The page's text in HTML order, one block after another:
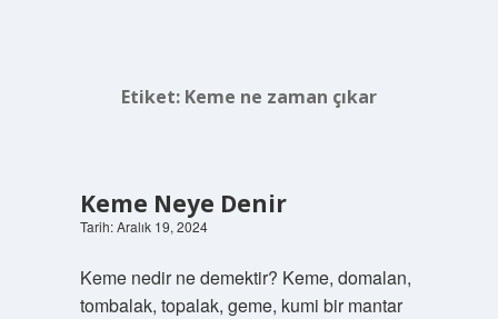
Etiket: Keme ne zaman çıkar
Keme Neye Denir
Tarih: Aralık 19, 2024
Keme nedir ne demektir? Keme, domalan,
tombalak, topalak, geme, kumi bir mantar